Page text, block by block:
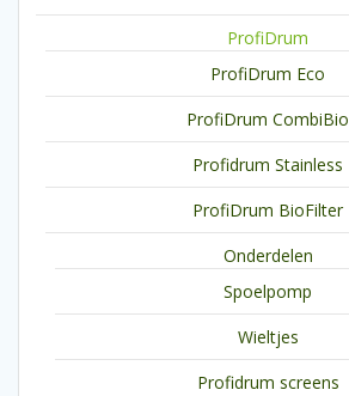
ProfiDrum
ProfiDrum Eco
ProfiDrum CombiBio
Profidrum Stainless
ProfiDrum BioFilter
Onderdelen
Spoelpomp
Wieltjes
Profidrum screens